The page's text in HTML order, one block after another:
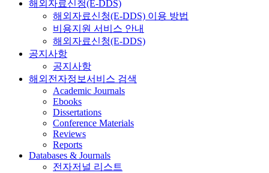
해외자료신청(E-DDS)
해외자료신청(E-DDS) 이용 방법
비용지원 서비스 안내
해외자료신청(E-DDS)
공지사항
공지사항
해외전자정보서비스 검색
Academic Journals
Ebooks
Dissertations
Conference Materials
Reviews
Reports
Databases & Journals
전자저널 리스트